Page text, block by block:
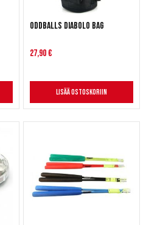
Oddballs Diabolo Bag
27,90 €
Lisää ostoskoriin